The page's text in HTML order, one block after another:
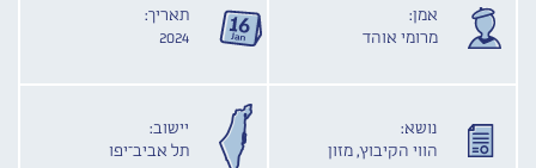
אמן:
מרומי אוהד
תאריך:
2024
נושא:
הווי הקיבוץ, מזון
יישוב:
תל אביב־יפו